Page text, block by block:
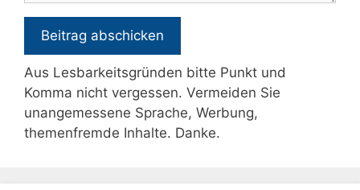
Aus Lesbarkeitsgründen bitte Punkt und
Komma nicht vergessen. Vermeiden Sie
unangemessene Sprache, Werbung,
themenfremde Inhalte. Danke.